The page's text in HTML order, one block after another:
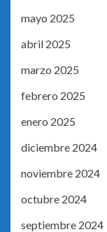
mayo 2025
abril 2025
marzo 2025
febrero 2025
enero 2025
diciembre 2024
noviembre 2024
octubre 2024
septiembre 2024